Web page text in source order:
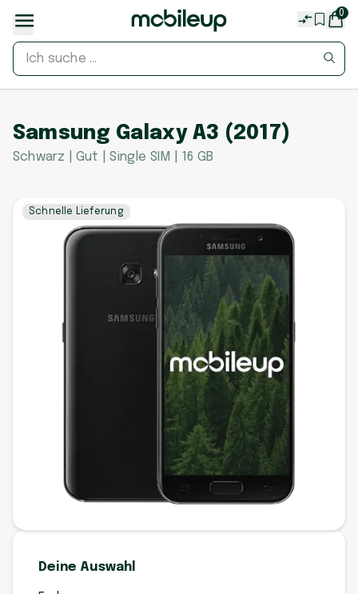
0
Samsung Galaxy A3 (2017)
Schwarz | Gut | Single SIM | 16 GB
Schnelle Lieferung
Deine Auswahl